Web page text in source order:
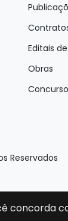
Editais
Obras
Reservados
concorda